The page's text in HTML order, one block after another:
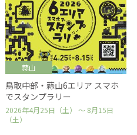
蒜山
鳥取中部・蒜山6エリア スマホ
でスタンプラリー
2026年4月25日（土） ～ 8月15日
（土）